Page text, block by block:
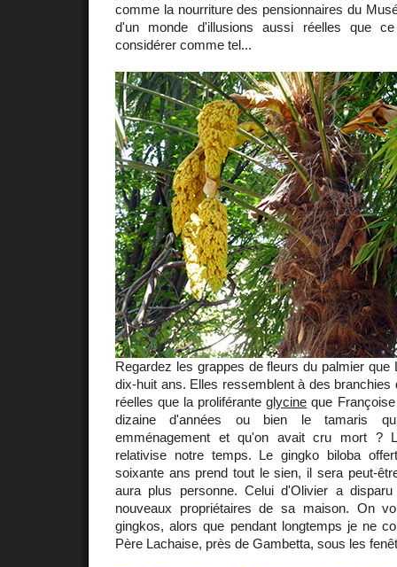
comme la nourriture des pensionnaires du
d'un monde d'illusions aussi réelles que
considérer comme tel...
Regardez les grappes de fleurs du palmier
dix-huit ans. Elles ressemblent à des branchies
réelles que la proliféranteglycine que
dizaine d'années ou bien le tamaris
emménagement et qu'on avait cru mort ?
relativise notre temps. Le gingko biloba
soixante ans prend tout le sien, il sera peut-
aura plus personne. Celui d'Olivier a
nouveaux propriétaires de sa maison. On
gingkos, alors que pendant longtemps je ne
Père Lachaise, près de Gambetta, sous les